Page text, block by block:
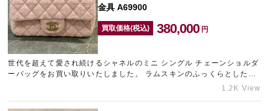
金具 A69900
買取価格(税込) 380,000 円
世代を超えて愛され続けるシャネルのミニ シングル チェーンショルダ
ーバッグをお買い取りいたしました。 ラムスキンのふっくらとした質
感とゴールドのチェーンが、コーディネートに格別の高級感をプ…
1.2K View